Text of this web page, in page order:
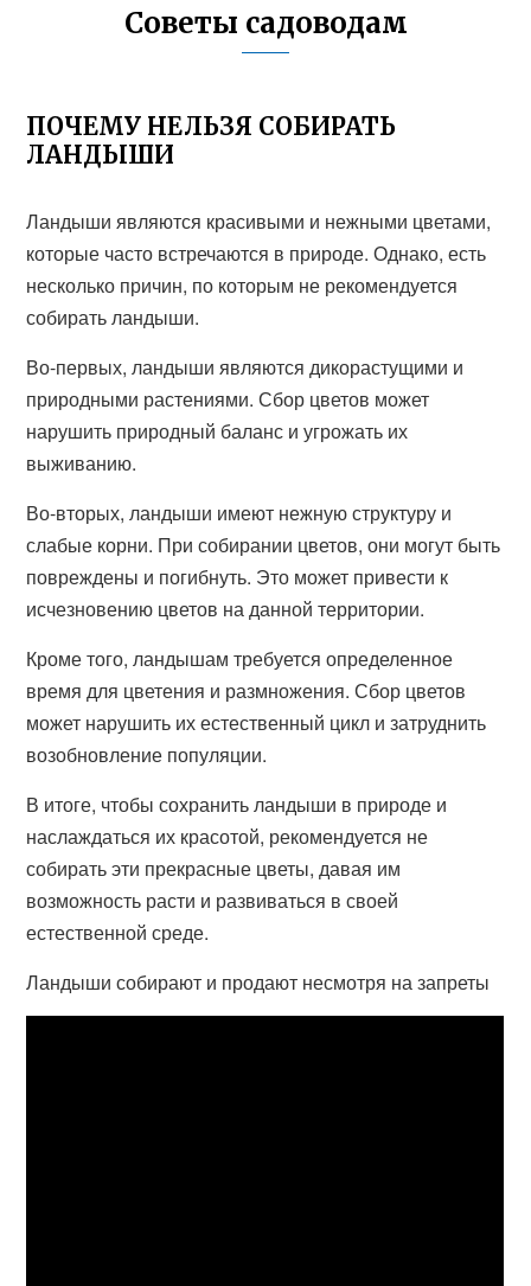
Советы садоводам
ПОЧЕМУ НЕЛЬЗЯ СОБИРАТЬ
ЛАНДЫШИ
Ландыши являются красивыми и нежными цветами,
которые часто встречаются в природе. Однако, есть
несколько причин, по которым не рекомендуется
собирать ландыши.
Во-первых, ландыши являются дикорастущими и
природными растениями. Сбор цветов может
нарушить природный баланс и угрожать их
выживанию.
Во-вторых, ландыши имеют нежную структуру и
слабые корни. При собирании цветов, они могут быть
повреждены и погибнуть. Это может привести к
исчезновению цветов на данной территории.
Кроме того, ландышам требуется определенное
время для цветения и размножения. Сбор цветов
может нарушить их естественный цикл и затруднить
возобновление популяции.
В итоге, чтобы сохранить ландыши в природе и
наслаждаться их красотой, рекомендуется не
собирать эти прекрасные цветы, давая им
возможность расти и развиваться в своей
естественной среде.
Ландыши собирают и продают несмотря на запреты